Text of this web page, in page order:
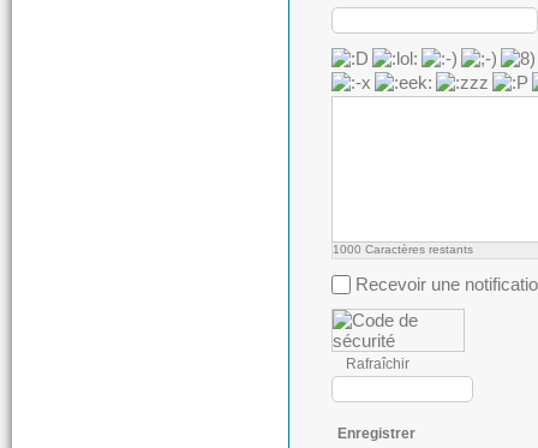
1000 Caractères restants
Recevoir une
Rafraîchir
Enregistrer